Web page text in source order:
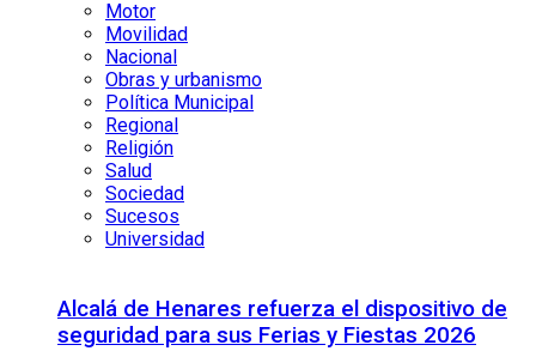
Motor
Movilidad
Nacional
Obras y urbanismo
Política Municipal
Regional
Religión
Salud
Sociedad
Sucesos
Universidad
Alcalá de Henares refuerza el dispositivo de
seguridad para sus Ferias y Fiestas 2026